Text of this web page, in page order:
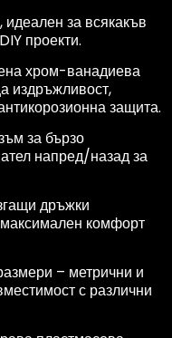
идеален за всякакъв
проекти.
хром-ванадиева
издръжливост,
защита.
за бързо
напред/назад за
дръжки
максимален комфорт
– метрични и
с различни